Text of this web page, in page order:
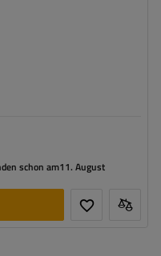
schon am11. August